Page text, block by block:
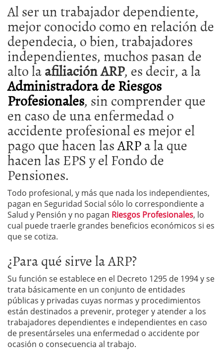
Al ser un trabajador dependiente,
mejor conocido como en relación de
dependecia, o bien, trabajadores
independientes, muchos pasan de
alto laafiliación ARP, es decir, a la
Administradora de Riesgos
Profesionales, sin comprender que
en caso de una enfermedad o
accidente profesional es mejor el
pago que hacen lasARPa la que
hacen las EPS y el Fondo de
Pensiones.
Todo profesional, y más que nada los independientes,
pagan en Seguridad Social sólo lo correspondiente a
Salud y Pensión y no pagan Riesgos Profesionales, lo
cual puede traerle grandes beneficios económicos si es
que se cotiza.
¿Para qué sirve la ARP?
Su función se establece en el Decreto 1295 de 1994 y se
trata básicamente en un conjunto de entidades
públicas y privadas cuyas normas y procedimientos
están destinados a prevenir, proteger y atender a los
trabajadores dependientes e independientes en caso
de presentárseles una enfermedad o accidente por
ocasión o consecuencia al trabajo.